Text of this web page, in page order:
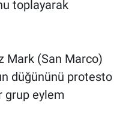
toplayarak
Mark (San Marco)
düğününü protesto
grup eylem